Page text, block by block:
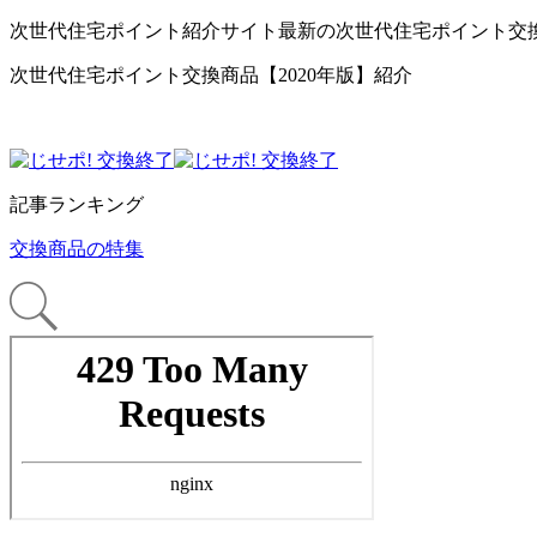
次世代住宅ポイント紹介サイト最新の次世代住宅ポイント交
次世代住宅ポイント交換商品【2020年版】紹介
記事ランキング
交換商品の特集